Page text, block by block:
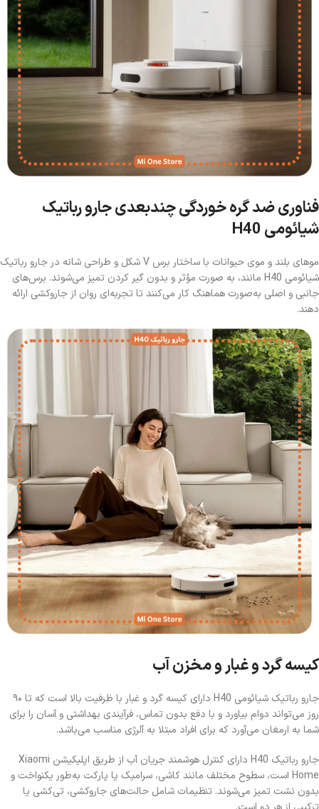
فناوری ضد گره خوردگی چندبعدی جارو رباتیک
شیائومی H40
موهای بلند و موی حیوانات با ساختار برس V شکل و طراحی شانه‌ در جارو رباتیک
شیائومی H40 مانند، به صورت مؤثر و بدون گیر کردن تمیز می‌شوند. برس‌های
جانبی و اصلی به‌صورت هماهنگ کار می‌کنند تا تجربه‌ای روان از جاروکشی ارائه
دهند.
کیسه گرد و غبار و مخزن آب
جارو رباتیک شیائومی H40 دارای کیسه گرد و غبار با ظرفیت بالا است که تا ۹۰
روز می‌تواند دوام بیاورد و با دفع بدون تماس، فرآیندی بهداشتی و آسان را برای
شما به ارمغان می‌آورد که برای افراد مبتلا به آلرژی مناسب می‌باشد.
جارو رباتیک H40 دارای کنترل هوشمند جریان آب از طریق اپلیکیشن Xiaomi
Home است، سطوح مختلف مانند کاشی، سرامیک یا پارکت به‌طور یکنواخت و
بدون نشت تمیز می‌شوند. تنظیمات شامل حالت‌های جاروکشی، تی‌کشی یا